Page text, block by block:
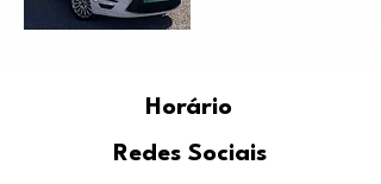
Horário
Redes Sociais